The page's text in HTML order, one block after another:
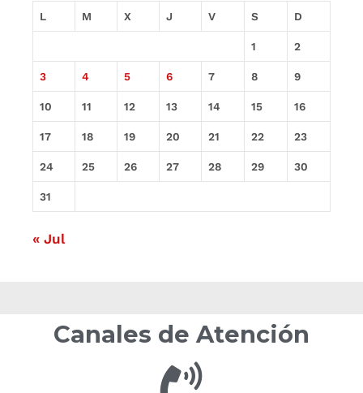
L M X J V S D
1 2
3 4 5 6 7 8 9
10 11 12 13 14 15 16
17 18 19 20 21 22 23
24 25 26 27 28 29 30
31
« Jul
Canales de Atención